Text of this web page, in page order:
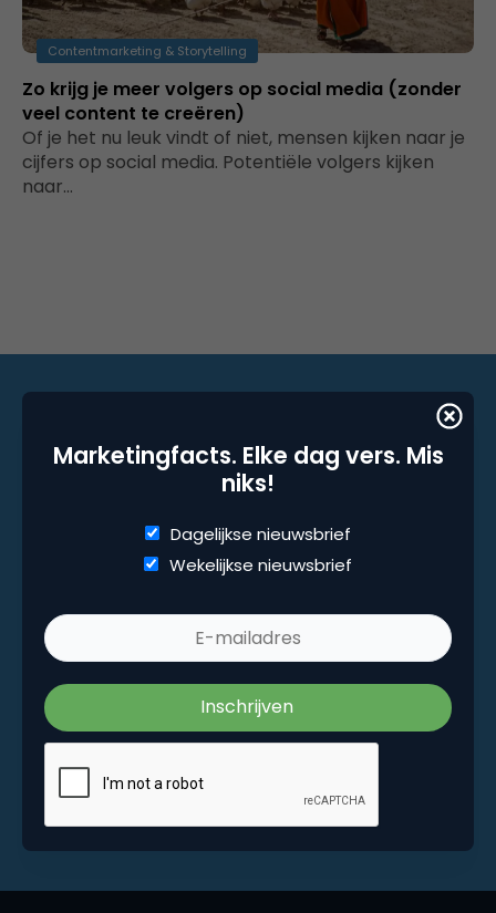
Contentmarketing & Storytelling
Zo krijg je meer volgers op social media (zonder
veel content te creëren)
Of je het nu leuk vindt of niet, mensen kijken naar je
cijfers op social media. Potentiële volgers kijken
naar…
Marketingfacts. Elke dag vers. Mis
niks!
Dagelijkse nieuwsbrief
Wekelijkse nieuwsbrief
Marketingfacts. Elke dag vers. Mis niks!
Wekelijkse nieuwsbrief